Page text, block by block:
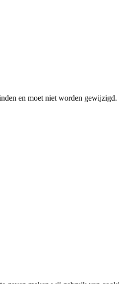
en moet niet worden gewijzigd.